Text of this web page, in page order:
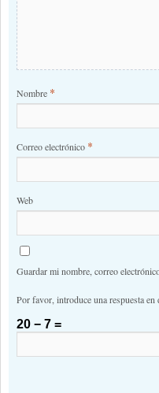
Nombre *
Correo electrónico *
Web
Guardar mi nombre, correo
Por favor, introduce una respuesta en
20 − 7 =